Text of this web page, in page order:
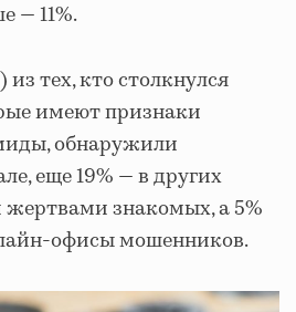
— 11%.
тех, кто столкнулся
имеют признаки
обнаружили
еще 19% — в других
жертвами знакомых, а 5%
офисы мошенников.